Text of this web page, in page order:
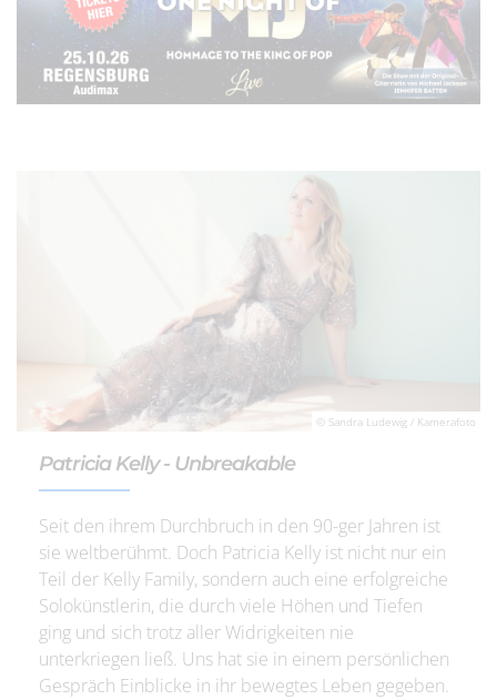
© Sandra Ludewig / Kamerafoto
Patricia Kelly - Unbreakable
Seit den ihrem Durchbruch in den 90-ger Jahren ist
sie weltberühmt. Doch Patricia Kelly ist nicht nur ein
Teil der Kelly Family, sondern auch eine erfolgreiche
Solokünstlerin, die durch viele Höhen und Tiefen
ging und sich trotz aller Widrigkeiten nie
unterkriegen ließ. Uns hat sie in einem persönlichen
Gespräch Einblicke in ihr bewegtes Leben gegeben.